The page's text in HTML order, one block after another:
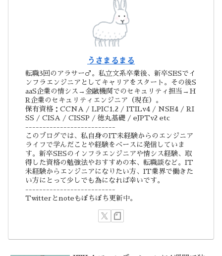
うさまるまる
転職3回のアラサー♂。私立文系卒業後、新卒SESでイ
ンフラエンジニアとしてキャリアをスタート。その後S
aaS企業の情シス→金融機関でのセキュリティ担当→H
R企業のセキュリティエンジニア（現在）。
保有資格：CCNA / LPIC1,2 / ITILv4 / NSE4 / RI
SS / CISA / CISSP / 徳丸基礎 / eJPTv2 etc
--------------------------
このブログでは、私自身のIT未経験からのエンジニア
ライフで学んだことや経験をベースに発信していま
す。新卒SESのインフラエンジニアや情シス経験、取
得した資格の勉強法やおすすめの本、転職談など。IT
未経験からエンジニアになりたい方、IT業界で働きた
い方にとって少しでも為になれば幸いです。
--------------------------
Twitterとnoteもぼちぼち更新中。